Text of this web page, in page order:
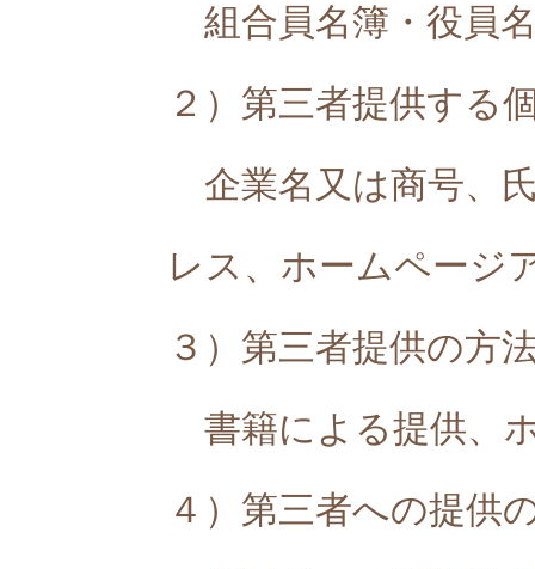
組合員名簿・役員
２）第三者提供する
企業名又は商号、
レス、ホームページ
３）第三者提供の方
書籍による提供、
４）第三者への提供